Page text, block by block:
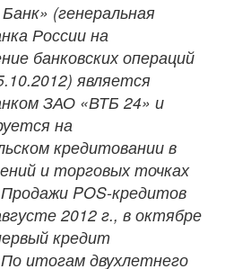
(генеральная
России на
банковских операций
является
ЗАО «ВТБ 24» и
на
кредитовании в
и торговых точках
POS-кредитов
2012 г., в октябре
кредит
итогам двухлетнего